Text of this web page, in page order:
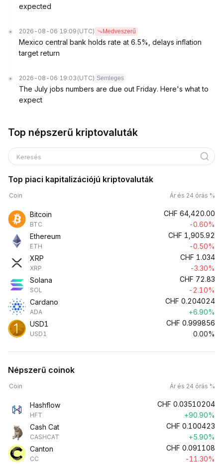
expected
2026-08-06 19:09 (UTC) Medveszerű
Mexico central bank holds rate at 6.5%, delays inflation
target return
2026-08-06 19:03 (UTC) Semleges
The July jobs numbers are due out Friday. Here's what to
expect
Top népszerű kriptovaluták
Keresés
Top piaci kapitalizációjú kriptovaluták
Coin Ár és 24 órás %
Bitcoin
BTC
CHF 64,420.00
-0.60%
Ethereum
ETH
CHF 1,905.92
-0.50%
XRP
XRP
CHF 1.034
-3.30%
Solana
SOL
CHF 72.83
-2.10%
Cardano
ADA
CHF 0.204024
+6.90%
USD1
USD1
CHF 0.999856
0.00%
Népszerű coinok
Coin Ár és 24 órás %
Hashflow
HFT
CHF 0.03510204
+90.90%
Cash Cat
CASHCAT
CHF 0.100423
+5.90%
Canton
CC
CHF 0.091108
-11.30%